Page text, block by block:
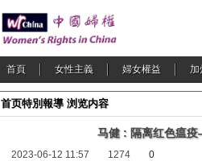
首頁 女性主義 婦女權益 加
首页特別報導 浏览内容
马健 : 隔离红色瘟
2023-06-12 11:57 1274 0